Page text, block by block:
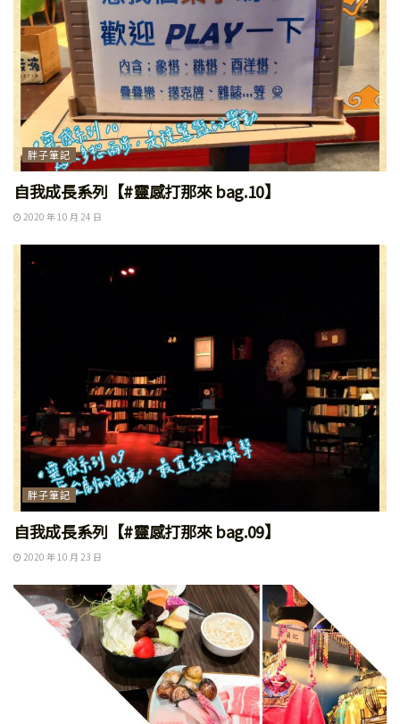
胖子筆記
自我成長系列【#靈感打那來 bag.10】
2020 年 10 月 24 日
胖子筆記
自我成長系列【#靈感打那來 bag.09】
2020 年 10 月 23 日